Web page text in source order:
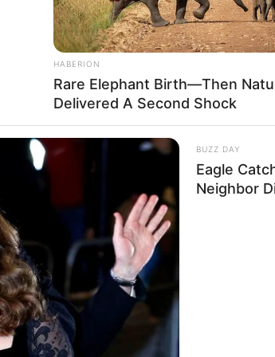
en avance du
(spoilers)
dévoile une facette inattendue de sa
HABERION
Rare Elephant Birth—Then
Delivered A Second Shock
BUZZ DAY
Eagle
Neighbor